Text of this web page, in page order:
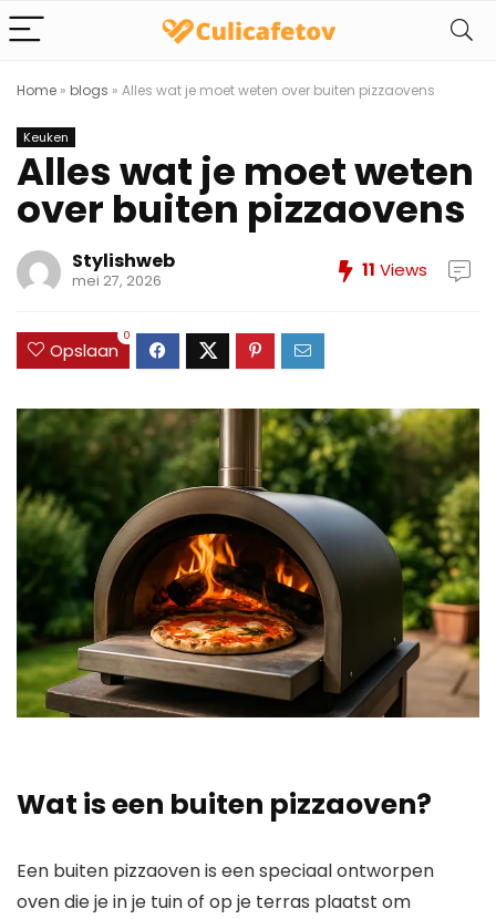
Home » blogs » Alles wat je moet weten over buiten pizzaovens
Keuken
Alles wat je moet weten
over buiten pizzaovens
Stylishweb
mei 27, 2026 11 Views
Opslaan
0
Wat is een buiten pizzaoven?
Een buiten pizzaoven is een speciaal ontworpen
oven die je in je tuin of op je terras plaatst om